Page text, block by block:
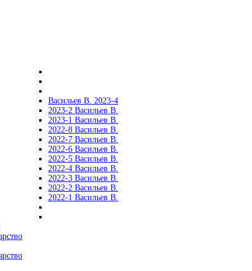
Васильев В. 2023-4
2023-2 Васильев В.
2023-1 Васильев В.
2022-8 Васильев В.
2022-7 Васильев В.
2022-6 Васильев В.
2022-5 Васильев В.
2022-4 Васильев В.
2022-3 Васильев В.
2022-2 Васильев В.
2022-1 Васильев В.